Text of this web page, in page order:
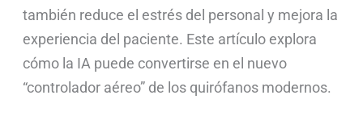
también reduce el estrés del personal y mejora la
experiencia del paciente. Este artículo explora
cómo la IA puede convertirse en el nuevo
“controlador aéreo” de los quirófanos modernos.